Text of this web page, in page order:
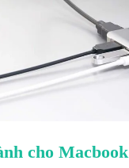
cho Macbook